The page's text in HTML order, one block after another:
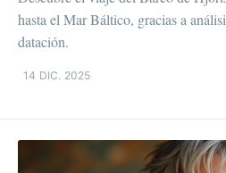
hasta el Mar Báltico, gracias a
datación.
14 DIC. 2025